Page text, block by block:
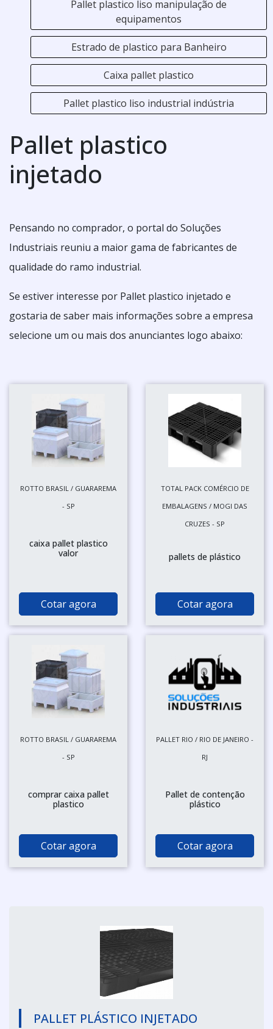
Pallet plastico liso manipulação de
equipamentos
Estrado de plastico para Banheiro
Caixa pallet plastico
Pallet plastico liso industrial indústria
Pallet plastico
injetado
Pensando no comprador, o portal do Soluções
Industriais reuniu a maior gama de fabricantes de
qualidade do ramo industrial.
Se estiver interesse por Pallet plastico injetado e
gostaria de saber mais informações sobre a empresa
selecione um ou mais dos anunciantes logo abaixo:
ROTTO BRASIL / GUARAREMA
- SP
caixa pallet plastico
valor
Cotar agora
TOTAL PACK COMÉRCIO DE
EMBALAGENS / MOGI DAS
CRUZES - SP
pallets de plástico
Cotar agora
ROTTO BRASIL / GUARAREMA
- SP
comprar caixa pallet
plastico
Cotar agora
PALLET RIO / RIO DE JANEIRO -
RJ
Pallet de contenção
plástico
Cotar agora
PALLET PLÁSTICO INJETADO